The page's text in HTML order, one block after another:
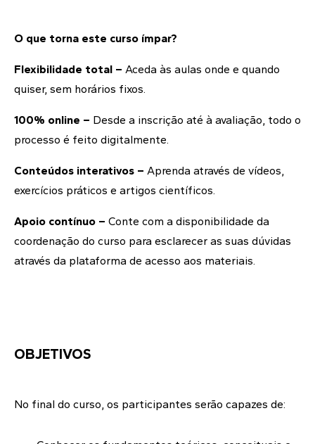
O que torna este curso ímpar?
Flexibilidade total – Aceda às aulas onde e quando
quiser, sem horários fixos.
100% online – Desde a inscrição até à avaliação, todo o
processo é feito digitalmente.
Conteúdos interativos – Aprenda através de vídeos,
exercícios práticos e artigos científicos.
Apoio contínuo – Conte com a disponibilidade da
coordenação do curso para esclarecer as suas dúvidas
através da plataforma de acesso aos materiais.
OBJETIVOS
No final do curso, os participantes serão capazes de: